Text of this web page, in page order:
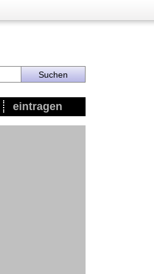
eintragen